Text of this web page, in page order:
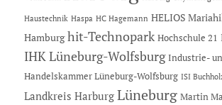
Haustechnik Haspa HC Hagemann HELIOS
Hamburg hit-Technopark Hochschule 21
IHK Lüneburg-Wolfsburg Industrie-
Handelskammer Lüneburg-Wolfsburg ISI
Landkreis Harburg Lüneburg Martin